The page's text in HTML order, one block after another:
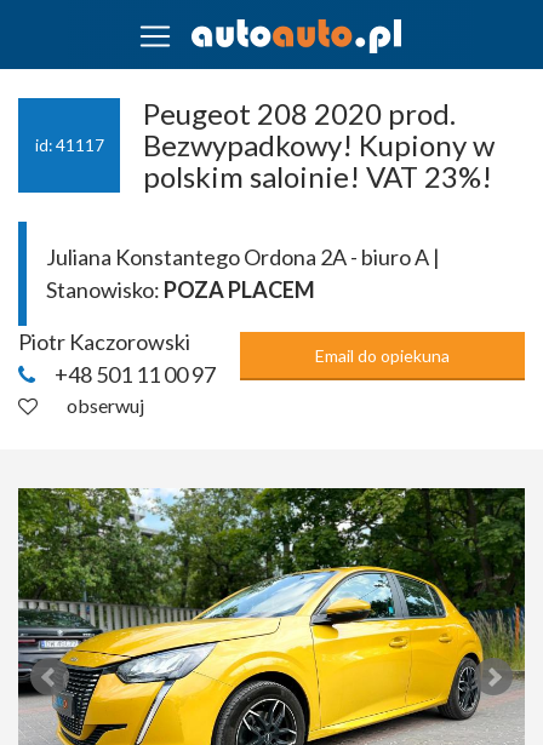
id: 41117
Peugeot 208 2020 prod.
Bezwypadkowy! Kupiony w
polskim saloinie! VAT 23%!
Juliana Konstantego Ordona 2A - biuro A |
Stanowisko: POZA PLACEM
Piotr Kaczorowski
+48 501 11 00 97
Email do opiekuna
obserwuj